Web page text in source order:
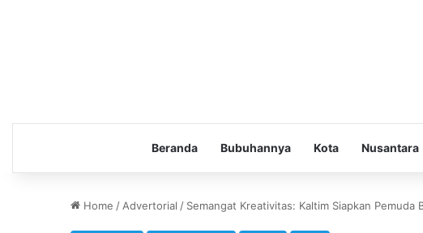
Beranda Bubuhannya Kota Nusantara
Home / Advertorial / Semangat Kreativitas: Kaltim Siapkan Pemuda